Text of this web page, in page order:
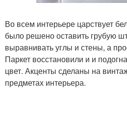
Во всем интерьере царствует
было решено оставить грубую
выравнивать углы и стены, а
Паркет восстановили и и
цвет. Акценты сделаны на
предметах интерьера.